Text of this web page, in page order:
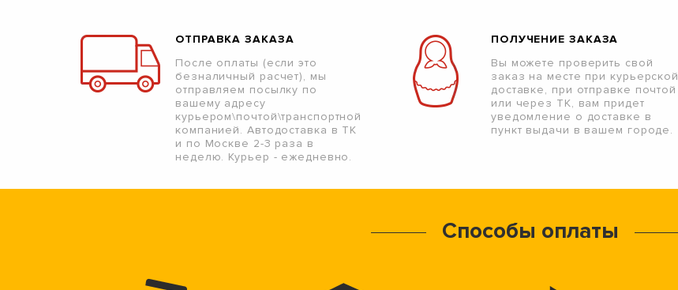
ОТПРАВКА ЗАКАЗА
После оплаты (если это
безналичный расчет), мы
отправляем посылку по
вашему адресу
курьером\почтой\транспортной
компанией. Автодоставка в ТК
и по Москве 2-3 раза в
неделю. Курьер - ежедневно.
ПОЛУЧЕНИЕ ЗАКАЗА
Вы можете проверить свой
заказ на месте при курьерской
доставке, при отправке почтой
или через ТК, вам придет
уведомление о доставке в
пункт выдачи в вашем городе.
Способы оплаты